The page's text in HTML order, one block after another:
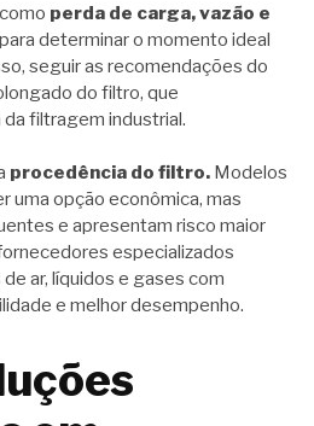
perda de carga, vazão e
determinar o momento ideal
seguir as recomendações do
do filtro, que
filtragem industrial.
procedência do filtro. Modelos
uma opção econômica, mas
e apresentam risco maior
especializados
ar, líquidos e gases com
e melhor desempenho.